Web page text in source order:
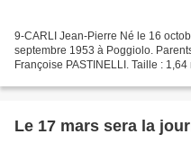
9-CARLI Jean-Pierre Né le 16
septembre 1953 à Poggiolo.
Françoise PASTINELLI. Taille :
Le 17 mars sera la